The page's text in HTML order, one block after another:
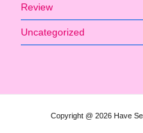
Review
Uncategorized
Copyright @ 2026 Have